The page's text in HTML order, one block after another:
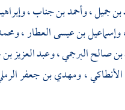
جميل،وأحمد بن جناب،
وإسماعيل بن عيسى العطار،
صالح البرجمي،وعبد العزيز بن
،ومهدي بن جعفر